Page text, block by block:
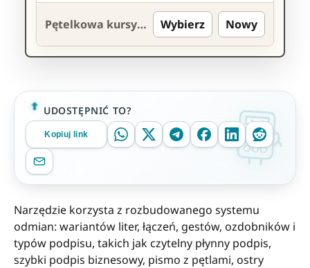
Pętelkowa kursywa Wybierz Nowy
UDOSTĘPNIĆ TO?
Kopiuj link
Narzędzie korzysta z rozbudowanego systemu
odmian: wariantów liter, łączeń, gestów, ozdobników i
typów podpisu, takich jak czytelny płynny podpis,
szybki podpis biznesowy, pismo z pętlami, ostry